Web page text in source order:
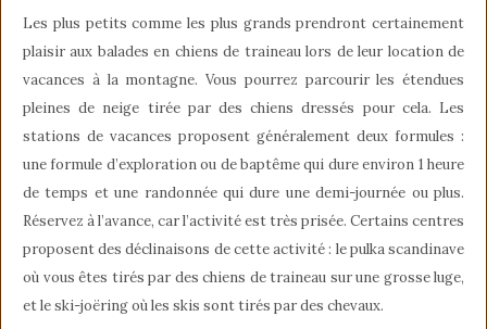
Les plus petits comme les plus grands prendront certainement
plaisir aux balades en chiens de traineau lors de leur location de
vacances à la montagne. Vous pourrez parcourir les étendues
pleines de neige tirée par des chiens dressés pour cela. Les
stations de vacances proposent généralement deux formules :
une formule d’exploration ou de baptême qui dure environ 1 heure
de temps et une randonnée qui dure une demi-journée ou plus.
Réservez à l’avance, car l’activité est très prisée. Certains centres
proposent des déclinaisons de cette activité : le pulka scandinave
où vous êtes tirés par des chiens de traineau sur une grosse luge,
et le ski-joëring où les skis sont tirés par des chevaux.